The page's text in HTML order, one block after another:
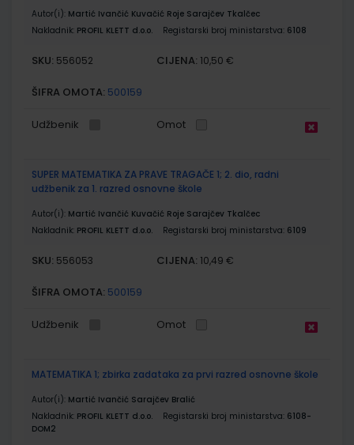
Autor(i): Martić Ivančić Kuvačić Roje Sarajčev Tkalčec
Nakladnik: PROFIL KLETT d.o.o. Registarski broj ministarstva: 6108
SKU: 556052 CIJENA: 10,50 €
ŠIFRA OMOTA: 500159
Udžbenik Omot
SUPER MATEMATIKA ZA PRAVE TRAGAČE 1; 2. dio, radni
udžbenik za 1. razred osnovne škole
Autor(i): Martić Ivančić Kuvačić Roje Sarajčev Tkalčec
Nakladnik: PROFIL KLETT d.o.o. Registarski broj ministarstva: 6109
SKU: 556053 CIJENA: 10,49 €
ŠIFRA OMOTA: 500159
Udžbenik Omot
MATEMATIKA 1; zbirka zadataka za prvi razred osnovne škole
Autor(i): Martić Ivančić Sarajčev Bralić
Nakladnik: PROFIL KLETT d.o.o. Registarski broj ministarstva: 6108-
DOM2